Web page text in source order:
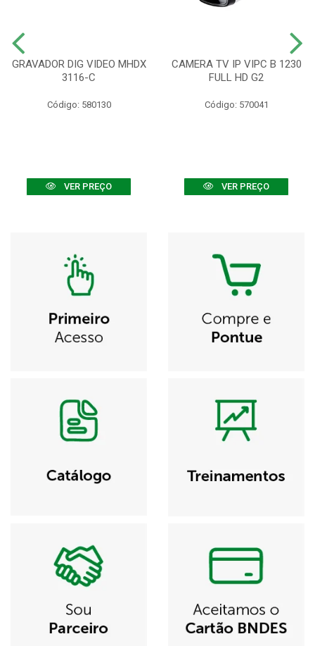
GRAVADOR DIG VIDEO MHDX
3116-C
Código: 580130
VER PREÇO
CAMERA TV IP VIPC B 1230
FULL HD G2
Código: 570041
VER PREÇO